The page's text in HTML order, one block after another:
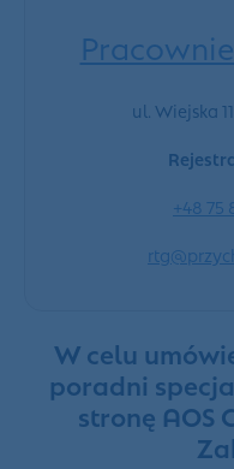
ul. Wiejska
+48 75
W celu
poradni
stronę AOS